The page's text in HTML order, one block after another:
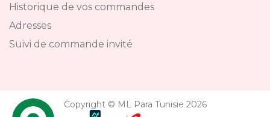
Historique de vos commandes
Adresses
Suivi de commande invité
Copyright © ML Para Tunisie 2026